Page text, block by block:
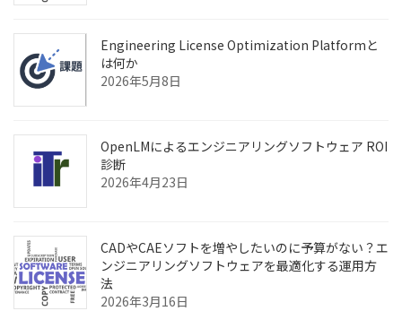
Engineering License Optimization Platformと
は何か
2026年5月8日
OpenLMによるエンジニアリングソフトウェア ROI
診断
2026年4月23日
CADやCAEソフトを増やしたいのに予算がない？エ
ンジニアリングソフトウェアを最適化する運用方
法
2026年3月16日